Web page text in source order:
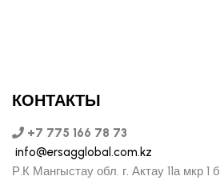
КОНТАКТЫ
+7 775 166 78 73
info@ersagglobal.com.kz
Р.К Мангыстау обл. г. Актау 11а мкр 1 б